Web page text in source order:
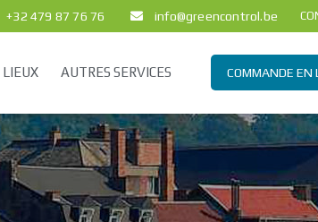
+32 479 87 76 76 info@greencontrol.be
AUTRES SERVICES COMMANDE EN